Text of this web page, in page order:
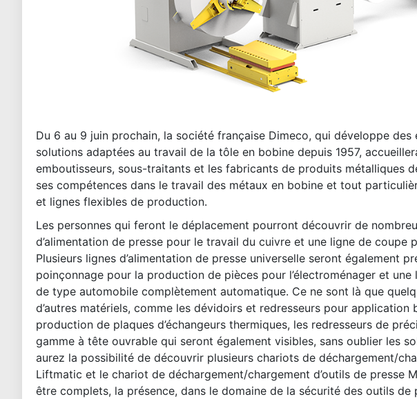
Du 6 au 9 juin prochain, la société française Dimeco, qui développe
solutions adaptées au travail de la tôle en bobine depuis 1957,
emboutisseurs, sous-traitants et les fabricants de produits métalliques
ses compétences dans le travail des métaux en bobine et tout
et lignes flexibles de production.
Les personnes qui feront le déplacement pourront découvrir de
d’alimentation de presse pour le travail du cuivre et une ligne de
Plusieurs lignes d’alimentation de presse universelle seront également
poinçonnage pour la production de pièces pour l’électroménager et une
de type automobile complètement automatique. Ce ne sont là que
d’autres matériels, comme les dévidoirs et redresseurs pour
production de plaques d’échangeurs thermiques, les redresseurs de
gamme à tête ouvrable qui seront également visibles, sans oublier les
aurez la possibilité de découvrir plusieurs chariots de déchargement/
Liftmatic et le chariot de déchargement/chargement d’outils de presse
être complets, la présence, dans le domaine de la sécurité des outils